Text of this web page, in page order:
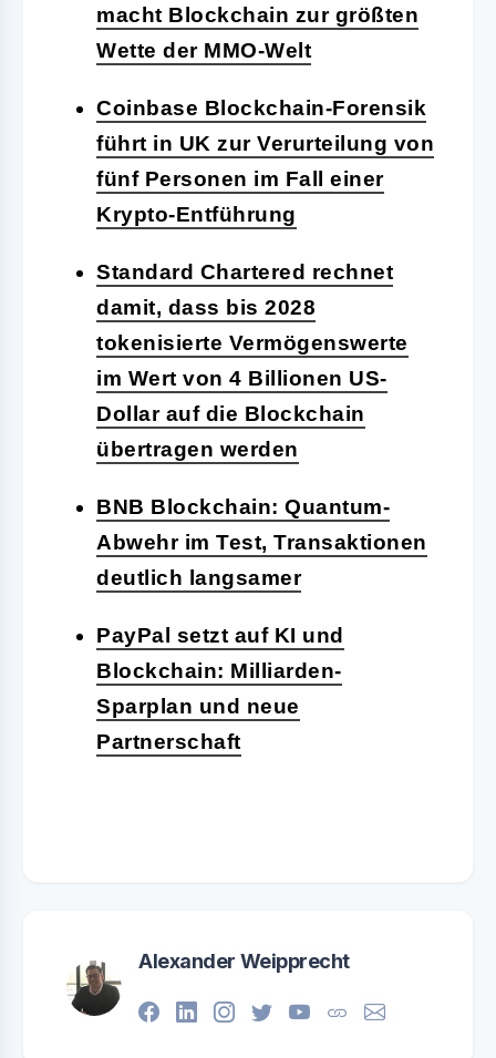
macht Blockchain zur größten
Wette der MMO-Welt
Coinbase Blockchain-Forensik
führt in UK zur Verurteilung von
fünf Personen im Fall einer
Krypto-Entführung
Standard Chartered rechnet
damit, dass bis 2028
tokenisierte Vermögenswerte
im Wert von 4 Billionen US-
Dollar auf die Blockchain
übertragen werden
BNB Blockchain: Quantum-
Abwehr im Test, Transaktionen
deutlich langsamer
PayPal setzt auf KI und
Blockchain: Milliarden-
Sparplan und neue
Partnerschaft
Alexander Weipprecht